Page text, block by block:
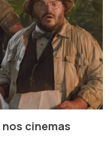
cinemas